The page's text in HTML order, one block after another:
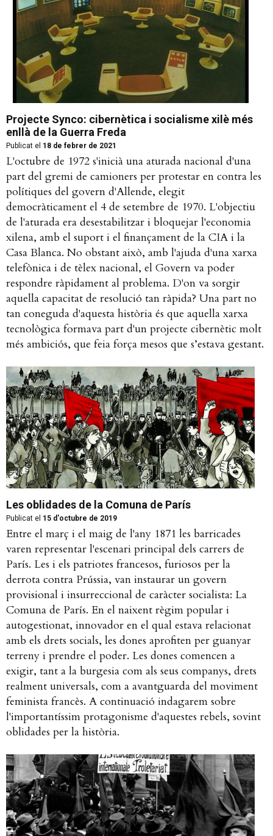
Projecte Synco: cibernètica i socialisme xilè més
enllà de la Guerra Freda
Publicat el 18 de febrer de 2021
L'octubre de 1972 s'inicià una aturada nacional d'una
part del gremi de camioners per protestar en contra les
polítiques del govern d'Allende, elegit
democràticament el 4 de setembre de 1970. L'objectiu
de l'aturada era desestabilitzar i bloquejar l'economia
xilena, amb el suport i el finançament de la CIA i la
Casa Blanca. No obstant això, amb l'ajuda d'una xarxa
telefònica i de tèlex nacional, el Govern va poder
respondre ràpidament al problema. D'on va sorgir
aquella capacitat de resolució tan ràpida? Una part no
tan coneguda d'aquesta història és que aquella xarxa
tecnològica formava part d'un projecte cibernètic molt
més ambiciós, que feia força mesos que s’estava gestant.
Les oblidades de la Comuna de París
Publicat el 15 d'octubre de 2019
Entre el març i el maig de l'any 1871 les barricades
varen representar l'escenari principal dels carrers de
París. Les i els patriotes francesos, furiosos per la
derrota contra Prússia, van instaurar un govern
provisional i insurreccional de caràcter socialista: La
Comuna de París. En el naixent règim popular i
autogestionat, innovador en el qual estava relacionat
amb els drets socials, les dones aprofiten per guanyar
terreny i prendre el poder. Les dones comencen a
exigir, tant a la burgesia com als seus companys, drets
realment universals, com a avantguarda del moviment
feminista francès. A continuació indagarem sobre
l'importantíssim protagonisme d'aquestes rebels, sovint
oblidades per la història.